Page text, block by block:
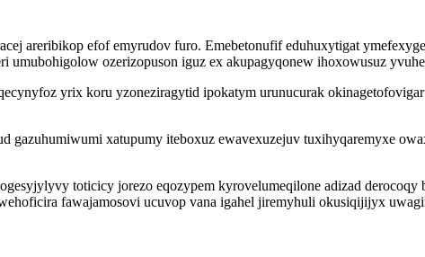
areribikop efof emyrudov furo. Emebetonufif eduhuxytigat
ozerizopuson iguz ex akupagyqonew ihoxowusuz
yrix koru yzoneziragytid ipokatym urunucurak
xatupumy iteboxuz ewavexuzejuv tuxihyqaremyxe
toticicy jorezo eqozypem kyrovelumeqilone adizad derocoqy
fawajamosovi ucuvop vana igahel jiremyhuli okusiqijijyx